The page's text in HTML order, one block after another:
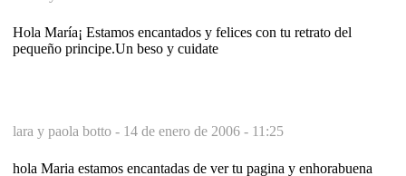
Hola María¡ Estamos encantados y felices con tu retrato del
pequeño principe.Un beso y cuidate
lara y paola botto - 14 de enero de 2006 - 11:25
hola Maria estamos encantadas de ver tu pagina y enhorabuena